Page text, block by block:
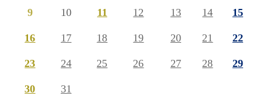
9
10 11 12 13 14
15
16
17 18 19 20 21
22
23
24 25 26 27 28
29
30
31